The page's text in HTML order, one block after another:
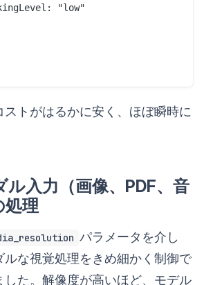
"low"
トがはるかに安く、ほぼ瞬時に
ル入力（画像、PDF、音
処理
パラメータを介し
ルな視覚処理をきめ細かく制御で
した。解像度が高いほど、モデル